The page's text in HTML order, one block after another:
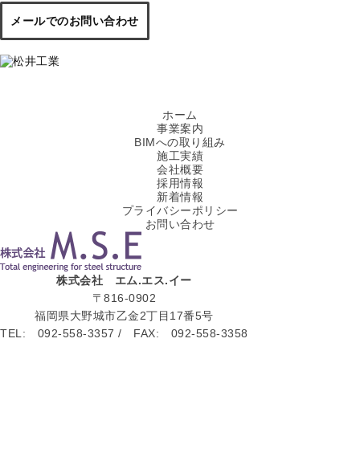
メールでのお問い合わせ
ホーム
事業案内
BIMへの取り組み
施工実績
会社概要
採用情報
新着情報
プライバシーポリシー
お問い合わせ
株式会社 エム.エス.イー
〒816-0902
福岡県大野城市乙金2丁目17番5号
TEL: 092-558-3357 / FAX: 092-558-3358